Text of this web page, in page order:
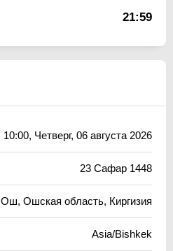
21:59
10:00, Четверг, 06 августа 2026
23 Сафар 1448
Ош, Ошская область, Киргизия
Asia/Bishkek